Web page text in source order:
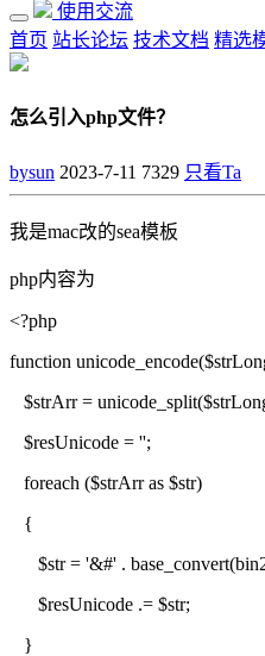
使用交流
首页 站长论坛 技术文档 精选
怎么引入php文件？
bysun 2023-7-11 7329 只看Ta
我是mac改的sea模板
php内容为
<?php
function
$strArr =
$resUnicode = '';
foreach ($strArr as $str)
{
$str = '&#' .
$resUnicode .= $str;
}